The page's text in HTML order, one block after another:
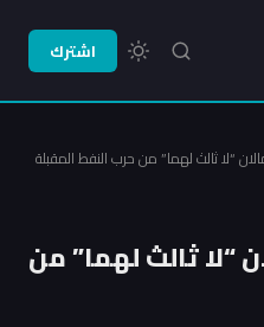
اشترك
“لا ثالث لهما” من حرب النفط المقبلة
“لا ثالث لهما” من